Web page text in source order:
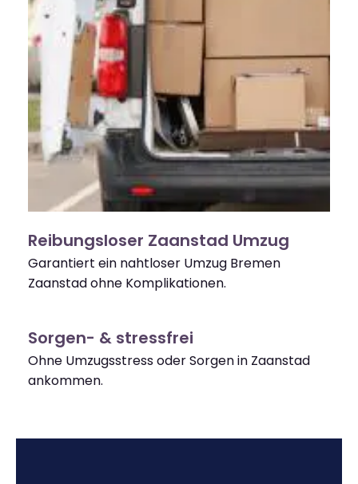
Reibungsloser Zaanstad Umzug
Garantiert ein nahtloser Umzug Bremen
Zaanstad ohne Komplikationen.
Sorgen- & stressfrei
Ohne Umzugsstress oder Sorgen in Zaanstad
ankommen.